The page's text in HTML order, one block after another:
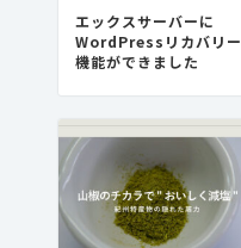
エックスサーバーに
WordPressリカバリー
機能ができました